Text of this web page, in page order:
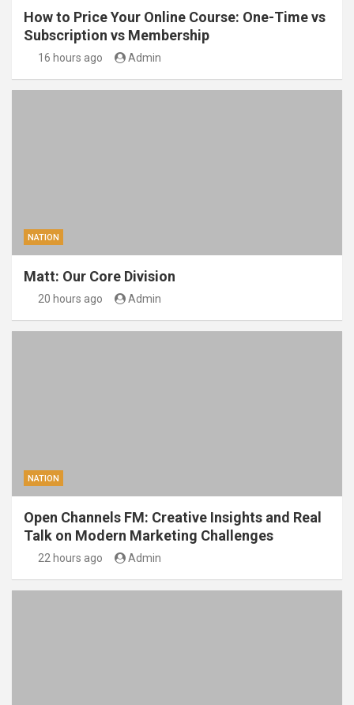
How to Price Your Online Course: One-Time vs
Subscription vs Membership
16 hours ago Admin
NATION
Matt: Our Core Division
20 hours ago Admin
NATION
Open Channels FM: Creative Insights and Real
Talk on Modern Marketing Challenges
22 hours ago Admin